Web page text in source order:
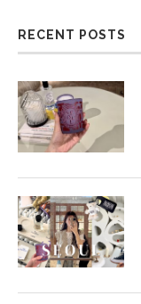
RECENT POSTS